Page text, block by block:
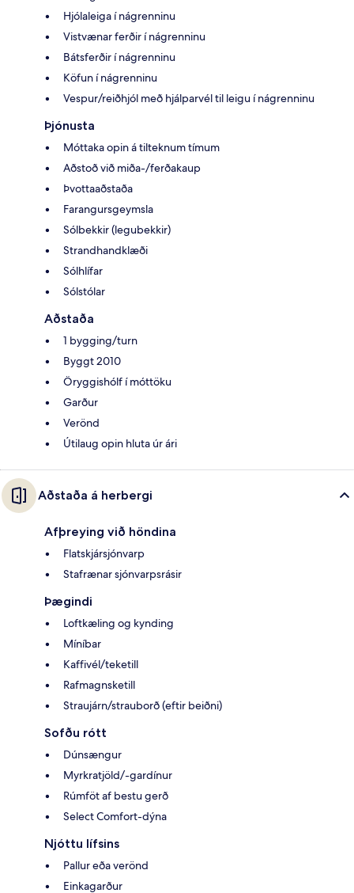
Hjólaleiga í nágrenninu
Vistvænar ferðir í nágrenninu
Bátsferðir í nágrenninu
Köfun í nágrenninu
Vespur/reiðhjól með hjálparvél til leigu í nágrenninu
Þjónusta
Móttaka opin á tilteknum tímum
Aðstoð við miða-/ferðakaup
Þvottaaðstaða
Farangursgeymsla
Sólbekkir (legubekkir)
Strandhandklæði
Sólhlífar
Sólstólar
Aðstaða
1 bygging/turn
Byggt 2010
Öryggishólf í móttöku
Garður
Verönd
Útilaug opin hluta úr ári
Aðstaða á herbergi
Afþreying við höndina
Flatskjársjónvarp
Stafrænar sjónvarpsrásir
Þægindi
Loftkæling og kynding
Míníbar
Kaffivél/teketill
Rafmagnsketill
Straujárn/strauborð (eftir beiðni)
Sofðu rótt
Dúnsængur
Myrkratjöld/-gardínur
Rúmföt af bestu gerð
Select Comfort-dýna
Njóttu lífsins
Pallur eða verönd
Einkagarður